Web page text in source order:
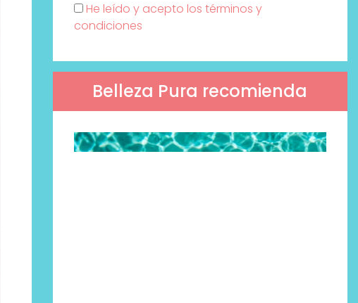
He leído y acepto los términos y
condiciones
Belleza Pura recomienda